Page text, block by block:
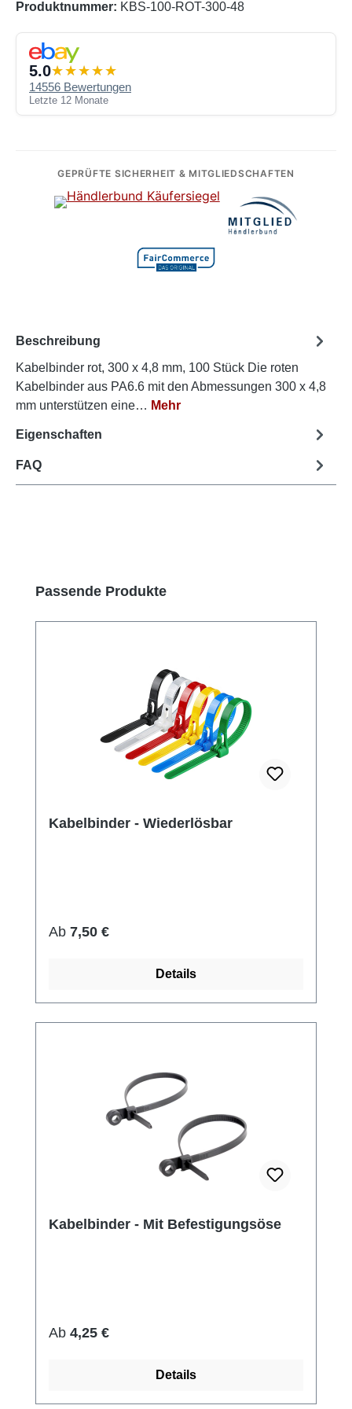
Produktnummer: KBS-100-ROT-300-48
5.0
14556 Bewertungen
Letzte 12 Monate
GEPRÜFTE SICHERHEIT & MITGLIEDSCHAFTEN
Beschreibung
Kabelbinder rot, 300 x 4,8 mm, 100 Stück Die roten
Kabelbinder aus PA6.6 mit den Abmessungen 300 x 4,8
mm unterstützen eine… Mehr
Eigenschaften
FAQ
Produktgalerie überspringen
Passende Produkte
Kabelbinder - Wiederlösbar
Regulärer Preis:
Ab 7,50 €
Details
Kabelbinder - Mit Befestigungsöse
Regulärer Preis:
Ab 4,25 €
Details